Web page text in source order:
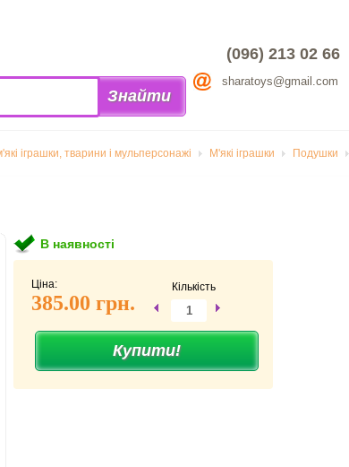
(096) 213 02 66
sharatoys@gmail.com
іграшки, тварини і мульперсонажі М'які іграшки Подушки
В наявності
Ціна:
385.00 грн.
Кількість